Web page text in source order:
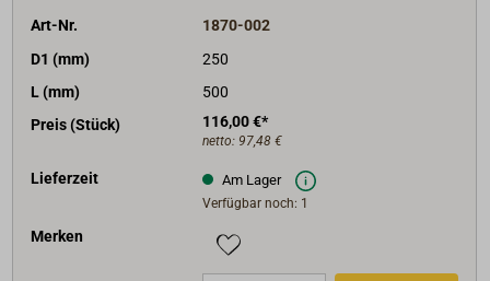
Art-Nr.
1870-002
D1 (mm)
250
L (mm)
500
Preis (Stück)
116,00 €*
netto: 97,48 €
Lieferzeit Am Lager
Verfügbar noch: 1
Merken